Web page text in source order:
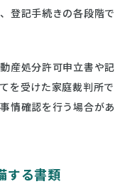
登記手続きの各段階で
産処分許可申立書や記
を受けた家庭裁判所で
情確認を行う場合があ
する書類